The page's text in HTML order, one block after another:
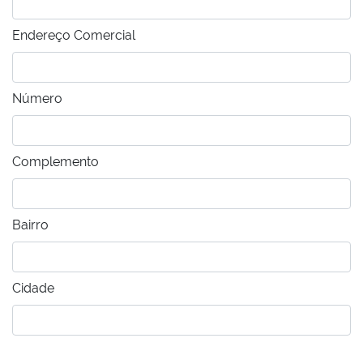
Endereço Comercial
Número
Complemento
Bairro
Cidade